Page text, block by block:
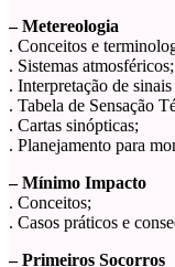
– Metereologia
. Conceitos e
. Sistemas atmosféricos;
. Interpretação de
. Tabela de Sensação
. Cartas sinópticas;
. Planejamento para
– Mínimo Impacto
. Conceitos;
. Casos práticos e
– Primeiros Socorros